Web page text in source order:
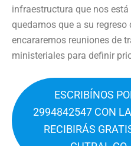
infraestructura que nos
quedamos que a su regreso
encararemos reuniones de
ministeriales para definir
ESCRIBÍNOS
2994842547 CON LA
RECIBIRÁS